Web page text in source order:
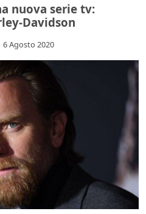
nuova serie tv:
Davidson
6 Agosto 2020